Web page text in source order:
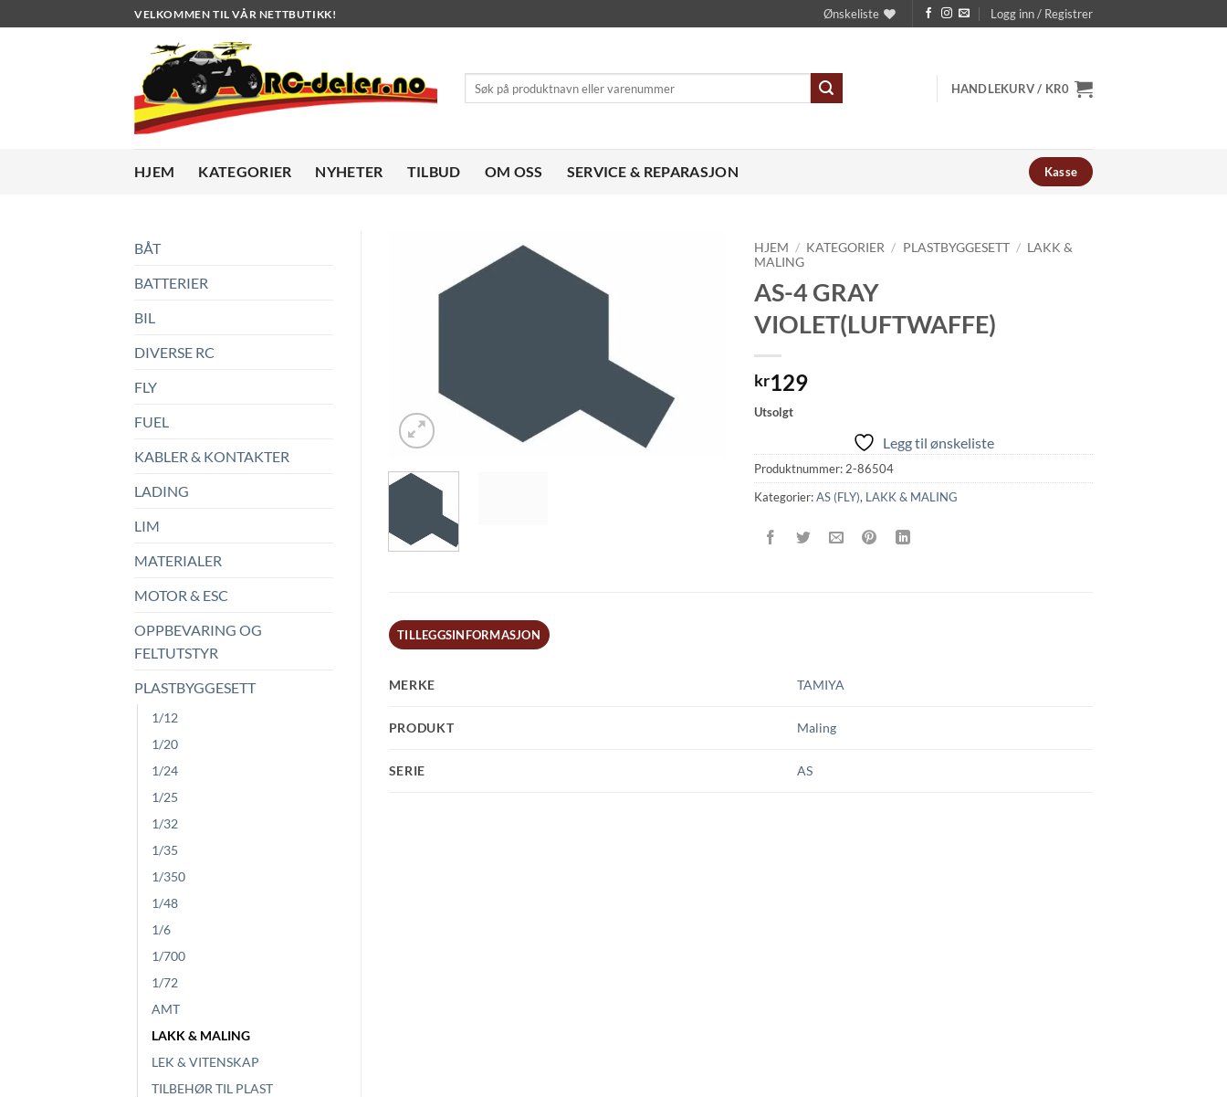
to
VELKOMMEN TIL VÅR NETTBUTIKK! Ønskeliste Logg inn / Registrer
etter:
HANDLEKURV / KR0
HJEM KATEGORIER NYHETER TILBUD OM OSS SERVICE & REPARASJON Kasse
BÅT
BATTERIER
BIL
DIVERSE RC
FLY
FUEL
KABLER & KONTAKTER
LADING
LIM
MATERIALER
MOTOR & ESC
OPPBEVARING OG
FELTUTSTYR
PLASTBYGGESETT
1/12
1/20
1/24
1/25
1/32
1/35
1/350
1/48
1/6
1/700
1/72
AMT
LAKK & MALING
LEK & VITENSKAP
TILBEHØR TIL PLAST
HJEM / KATEGORIER / PLASTBYGGESETT / LAKK &
MALING
AS-4 GRAY
VIOLET(LUFTWAFFE)
kr129
Utsolgt
Legg til ønskeliste
Produktnummer: 2-86504
Kategorier:AS (FLY), LAKK & MALING
TILLEGGSINFORMASJON
MERKE TAMIYA
PRODUKT Maling
SERIE AS